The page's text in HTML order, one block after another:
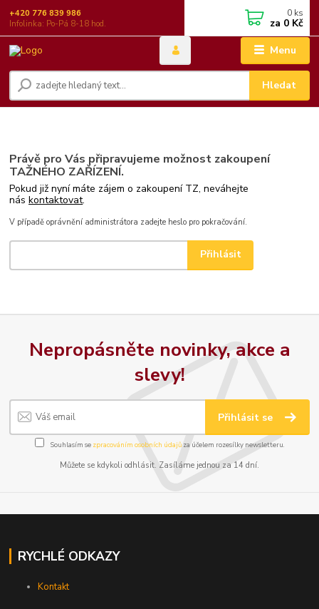
Menu
Hledat
+420 776 839 986
Infolinka: Po-Pá 8-18 hod.
0 ks
za 0 Kč
Právě pro Vás připravujeme možnost zakoupení
TAŽNÉHO ZAŘÍZENÍ.
Pokud již nyní máte zájem o zakoupení TZ, neváhejte
náskontaktovat.
V případě oprávnění administrátora zadejte heslo pro pokračování.
Nepropásněte novinky, akce a
slevy!
Přihlásit se
Souhlasím se zpracováním osobních údajůza účelem rozesílky newsletteru.
Můžete se kdykoli odhlásit. Zasíláme jednou za 14 dní.
RYCHLÉ ODKAZY
Kontakt